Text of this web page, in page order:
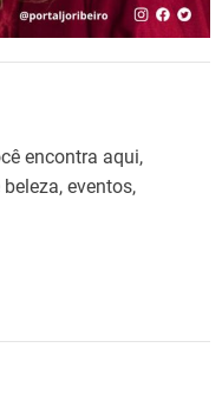
encontra aqui,
eventos,